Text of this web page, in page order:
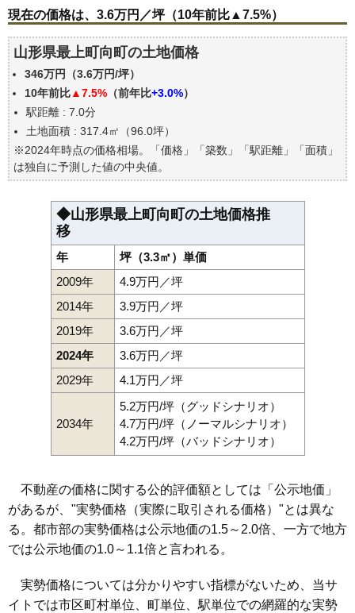
価格を詳細に分析しよう
山形県最上町向町の土地の過去の売買事例
公示地価はいくら
エリアの将来性を人口予想から検討しよう
自分の年収でいくらの不動産が買える？
現在の価格は、3.6万円／坪（10年前比▲7.5%）
山形県最上町向町の土地価格
346万円（3.6万円/坪）
10年前比▲7.5% （前年比+3.0%）
駅距離 : 7.0分
土地面積 : 317.4㎡（96.0坪）
※2024年時点の価格相場。「価格」「築数」「駅距離」「面積」
は独自に予測した値の中央値。
◆山形県最上町向町の土地価格推
移
年
坪（3.3㎡）単価
2009年
4.9万円／坪
2014年
3.9万円／坪
2019年
3.6万円／坪
2024年
3.6万円／坪
2029年
4.1万円／坪
2034年
5.2万円/坪（グッドシナリオ）
4.7万円/坪（ノーマルシナリオ）
4.2万円/坪（バッドシナリオ）
不動産の価格に関する公的評価額としては「公示地価」
があるが、"実勢価格（実際に取引される価格）"とは異な
る。都市部の実勢価格は公示地価の1.5～2.0倍、一方で地方
では公示地価の1.0～1.1倍と言われる。
実勢価格については分かりやすい指標がないため、当サ
イトでは市区町村単位、町単位、駅単位での網羅的な実勢